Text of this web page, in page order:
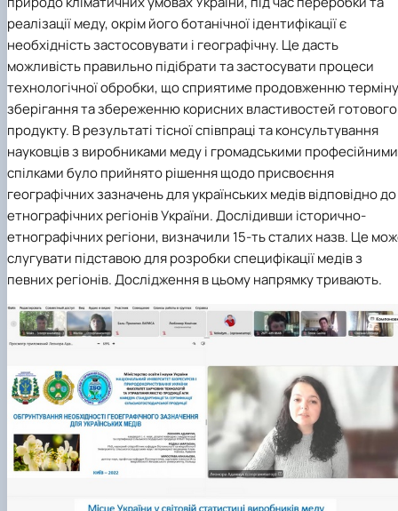
реалізації меду, окрім його ботанічної ідентифікації є
необхідність застосовувати і географічну. Це дасть
можливість правильно підібрати та застосувати процеси
технологічної обробки, що сприятиме продовженню терміну
зберігання та збереженню корисних властивостей готового
продукту. В результаті тісної співпраці та консультування
науковців з виробниками меду і громадськими професійними
спілками було прийнято рішення щодо присвоєння
географічних зазначень для українських медів відповідно до
етнографічних регіонів України. Дослідивши історично-
етнографічних регіони, визначили 15-ть сталих назв. Це
слугувати підставою для розробки специфікації медів з
певних регіонів. Дослідження в цьому напрямку тривають.